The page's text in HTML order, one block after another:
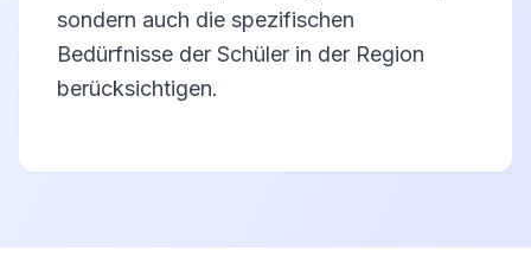
sondern auch die spezifischen
Bedürfnisse der Schüler in der Region
berücksichtigen.